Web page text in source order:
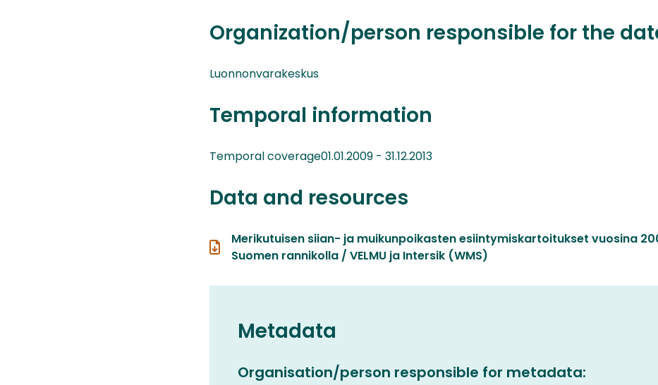
Organization/person responsible for the
Luonnonvarakeskus
Temporal information
Temporal coverage01.01.2009 - 31.12.2013
Data and resources
Merikutuisen siian- ja muikunpoikasten esiintymiskartoitukset vuosina
Suomen rannikolla / VELMU ja Intersik (WMS)
Metadata
Organisation/person responsible for metadata: